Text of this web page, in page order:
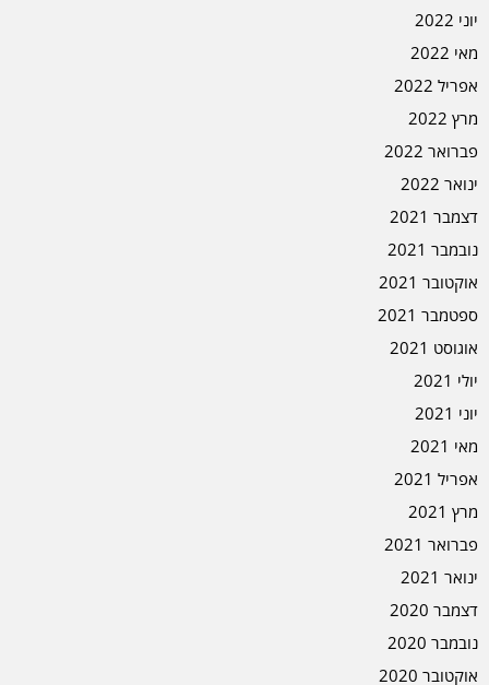
יוני 2022
מאי 2022
אפריל 2022
מרץ 2022
פברואר 2022
ינואר 2022
דצמבר 2021
נובמבר 2021
אוקטובר 2021
ספטמבר 2021
אוגוסט 2021
יולי 2021
יוני 2021
מאי 2021
אפריל 2021
מרץ 2021
פברואר 2021
ינואר 2021
דצמבר 2020
נובמבר 2020
אוקטובר 2020